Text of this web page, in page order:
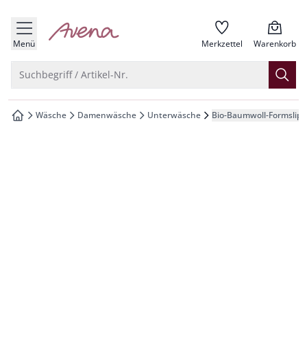
springen
springen
springen
springen
Menü zur Startseite Merkzettel Warenkorb
Suchbegriff / Artikel-Nr.
zur Startseite
Wäsche Damenwäsche Unterwäsche Bio-Baumwoll-Formslip